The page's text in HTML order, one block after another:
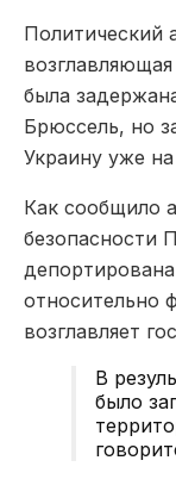
Политический
была
Брюссель, но
Украину уже
Как сообщило
безопасности
относительно
возглавляет
В
было